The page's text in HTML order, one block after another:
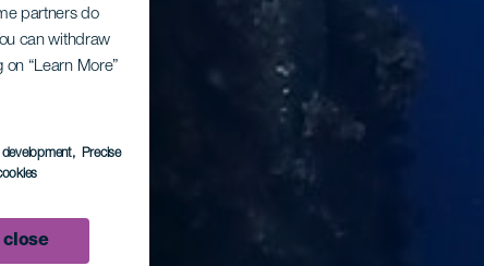
partners do
can withdraw
“Learn More”
, Precise
close